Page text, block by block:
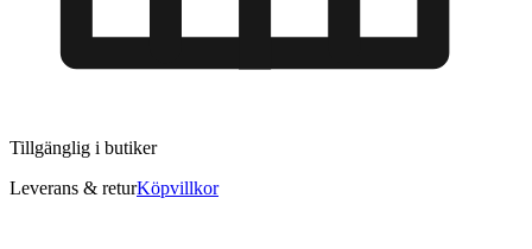
Tillgänglig i butiker
Leverans & returKöpvillkor